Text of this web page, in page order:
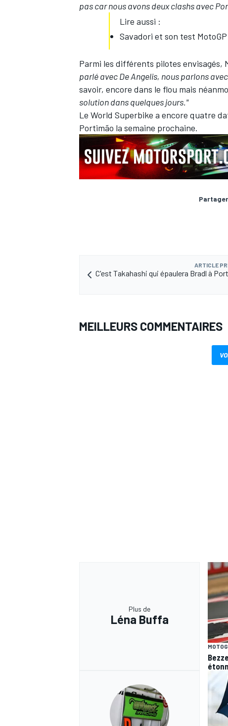
AUTRES CHAMPIONNATS
pas car nous avons deux clashs avec
Lire aussi :
Savadori et son test
Parmi les différents pilotes envisagés,
parlé avec De Angelis, nous parlons
savoir, encore dans le flou mais
solution dans quelques jours."
Le World Superbike a encore quatre
Portimão la semaine prochaine.
ARTICLE
C'est Takahashi qui épaulera Bradl à
MEILLEURS COMMENTAIRES
Plus de
Léna Buffa